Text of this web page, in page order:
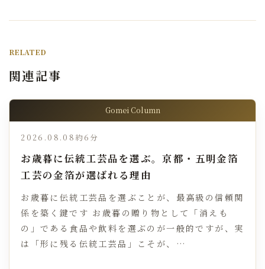
RELATED
関連記事
Gomei Column
2026.08.08 約6分
お歳暮に伝統工芸品を選ぶ。京都・五明金箔
工芸の金箔が選ばれる理由
お歳暮に伝統工芸品を選ぶことが、最高級の信頼関
係を築く鍵です お歳暮の贈り物として「消えも
の」である食品や飲料を選ぶのが一般的ですが、実
は「形に残る伝統工芸品」こそが、…